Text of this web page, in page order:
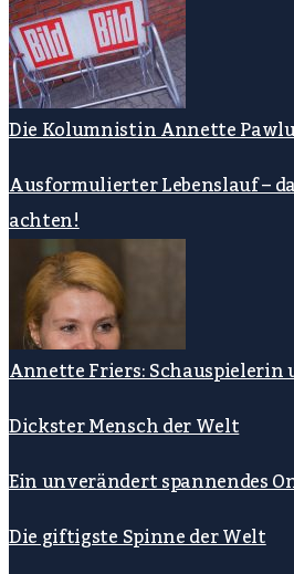
Die Kolumnistin Annette
Ausformulierter Lebenslauf –
achten!
Annette Friers: Schauspielerin
Dickster Mensch der Welt
Ein unverändert spannendes
Die giftigste Spinne der Welt